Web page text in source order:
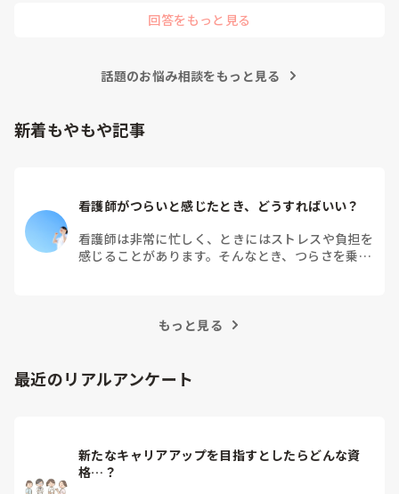
回答をもっと見る
話題のお悩み相談をもっと見る
新着もやもや記事
看護師がつらいと感じたとき、どうすればいい？
看護師は非常に忙しく、ときにはストレスや負担を
感じることがあります。そんなとき、つらさを乗り
もっと見る
最近のリアルアンケート
新たなキャリアアップを目指すとしたらどんな資
格…？